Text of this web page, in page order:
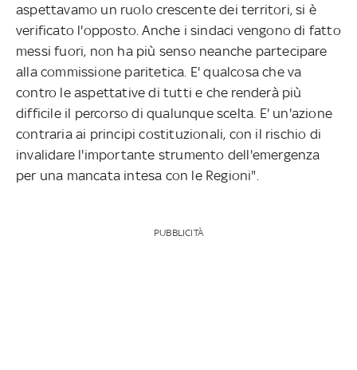
aspettavamo un ruolo crescente dei territori, si è
verificato l'opposto. Anche i sindaci vengono di fatto
messi fuori, non ha più senso neanche partecipare
alla commissione paritetica. E' qualcosa che va
contro le aspettative di tutti e che renderà più
difficile il percorso di qualunque scelta. E' un'azione
contraria ai principi costituzionali, con il rischio di
invalidare l'importante strumento dell'emergenza
per una mancata intesa con le Regioni".
PUBBLICITÀ